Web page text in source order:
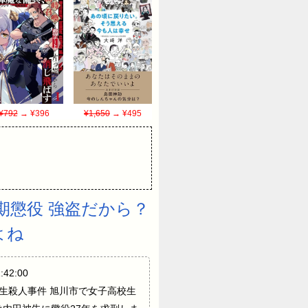
→ ¥396 ¥1,650→ ¥495
懲役 強盗だから？
ね
人事件 旭川市で女子高校生